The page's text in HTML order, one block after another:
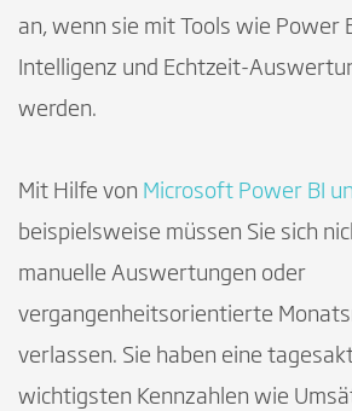
an, wenn sie mit Tools wie Power
Intelligenz und Echtzeit-
werden.
Mit Hilfe von Microsoft Power BI
beispielsweise müssen Sie sich
manuelle Auswertungen oder
vergangenheitsorientierte
verlassen. Sie haben eine
wichtigsten Kennzahlen wie